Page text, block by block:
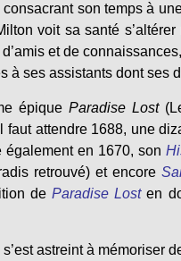
son temps à
voit sa santé
et de
à ses assistants dont ses
épique Paradise Lost
faut attendre 1688, une
également en 1670, son
retrouvé) et encore
de Paradise Lost en
astreint à mémoriser